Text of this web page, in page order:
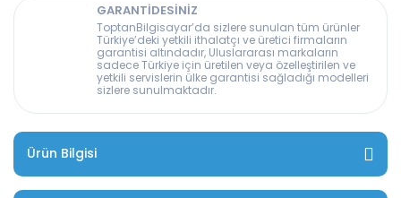
GARANTİDESİNİZ
ToptanBilgisayar’da sizlere sunulan tüm ürünler
Türkiye’deki yetkili ithalatçı ve üretici firmaların
garantisi altındadır, Uluslararası markaların
sadece Türkiye için üretilen veya özelleştirilen ve
yetkili servislerin ülke garantisi sağladığı modelleri
sizlere sunulmaktadır.
Ürün Bilgisi